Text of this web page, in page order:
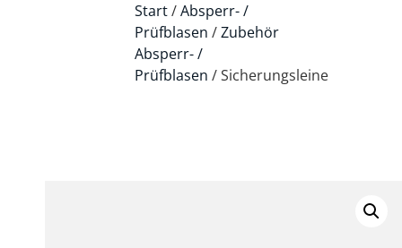
Start/Absperr- /
Prüfblasen /Zubehör
Absperr- /
Prüfblasen / Sicherungsleine